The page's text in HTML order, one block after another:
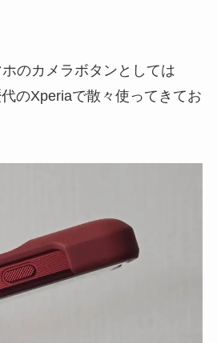
のカメラボタンとしては
のXperiaで散々使ってきてお